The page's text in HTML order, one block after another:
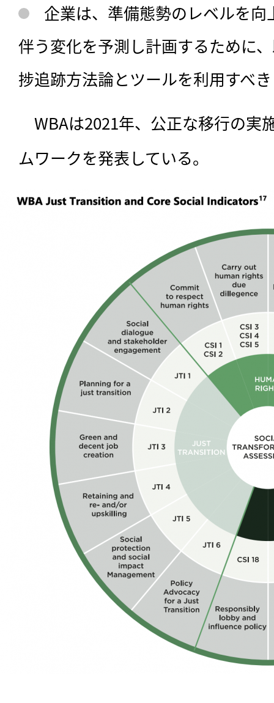
企業は、準備態勢のレベルを
伴う変化を予測し計画するために
捗追跡方法論とツールを利用すべき
WBAは2021年、公正な移行の実
ムワークを発表している。